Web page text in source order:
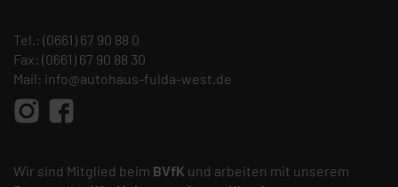
Tel.: (0661) 67 90 88 0
Fax: (0661) 67 90 88 30
Mail: info@autohaus-fulda-west.de
Wir sind Mitglied beim BVfK und arbeiten mit unserem